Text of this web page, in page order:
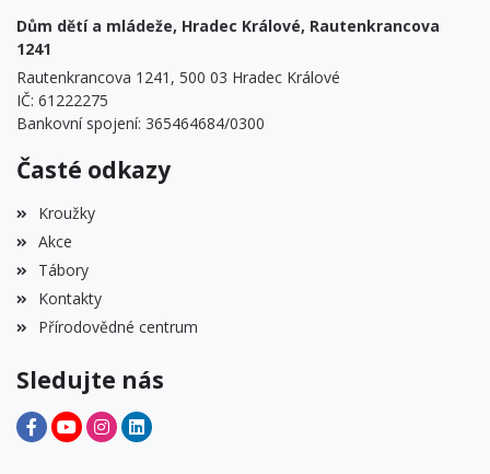
Dům dětí a mládeže, Hradec Králové, Rautenkrancova
1241
Rautenkrancova 1241, 500 03 Hradec Králové
IČ: 61222275
Bankovní spojení: 365464684/0300
Časté odkazy
Kroužky
Akce
Tábory
Kontakty
Přírodovědné centrum
Sledujte nás